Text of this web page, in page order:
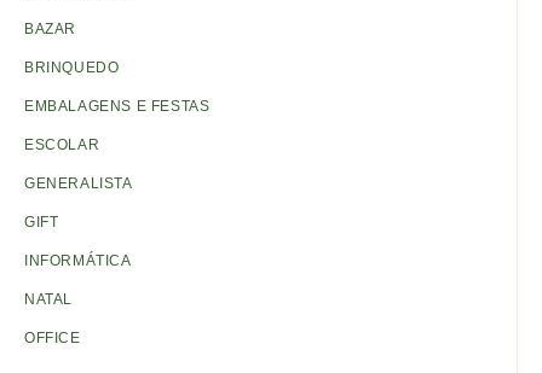
BAZAR
BRINQUEDO
EMBALAGENS E FESTAS
ESCOLAR
GENERALISTA
GIFT
INFORMÁTICA
NATAL
OFFICE